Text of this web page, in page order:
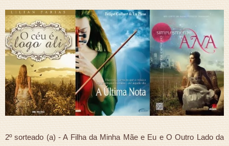
2º sorteado (a) - A Filha da Minha Mãe e Eu e O Outro Lado da